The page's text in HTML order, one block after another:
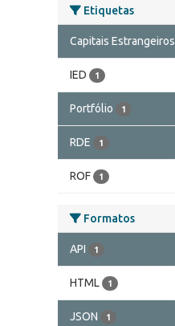
Etiquetas
Capitais Estrangeiros
IED 1
Portfólio 1
RDE 1
ROF 1
Formatos
API 1
HTML 1
JSON 1